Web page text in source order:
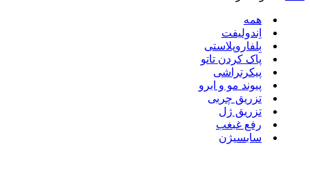
همه
اِندولیفت
بِلفاروپلاستی
پاک کردن تاتو
پیکرتراشی
پیوند مو و ابرو
تزریق چربی
تزریق ژل
رفع غبغب
سابسیژن